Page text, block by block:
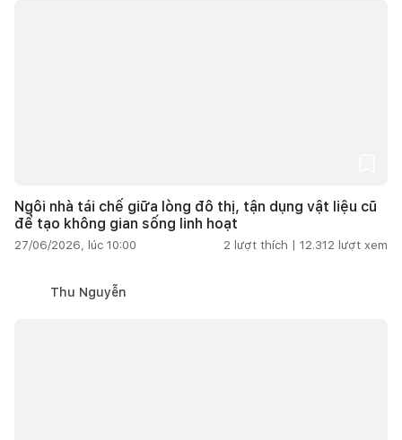
Ngôi nhà tái chế giữa lòng đô thị, tận dụng vật liệu cũ
để tạo không gian sống linh hoạt
27/06/2026, lúc 10:00 2 lượt thích | 12.312 lượt xem
Thu Nguyễn